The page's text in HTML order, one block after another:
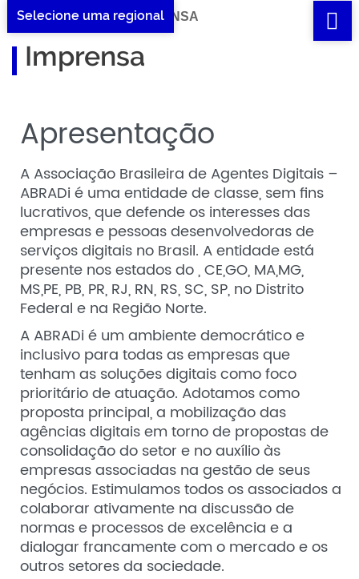
Selecione uma regional
Home IMPRENSA/IMPRENSA
Imprensa
Apresentação
A Associação Brasileira de Agentes Digitais –
ABRADi é uma entidade de classe, sem fins
lucrativos, que defende os interesses das
empresas e pessoas desenvolvedoras de
serviços digitais no Brasil. A entidade está
presente nos estados do , CE,GO, MA,MG,
MS,PE, PB, PR, RJ, RN, RS, SC, SP, no Distrito
Federal e na Região Norte.
A ABRADi é um ambiente democrático e
inclusivo para todas as empresas que
tenham as soluções digitais como foco
prioritário de atuação. Adotamos como
proposta principal, a mobilização das
agências digitais em torno de propostas de
consolidação do setor e no auxílio às
empresas associadas na gestão de seus
negócios. Estimulamos todos os associados a
colaborar ativamente na discussão de
normas e processos de excelência e a
dialogar francamente com o mercado e os
outros setores da sociedade.